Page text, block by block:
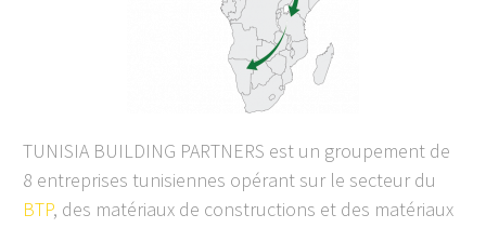
TUNISIA BUILDING PARTNERS est un groupement de
8 entreprises tunisiennes opérant sur le secteur du
BTP, des matériaux de constructions et des matériaux